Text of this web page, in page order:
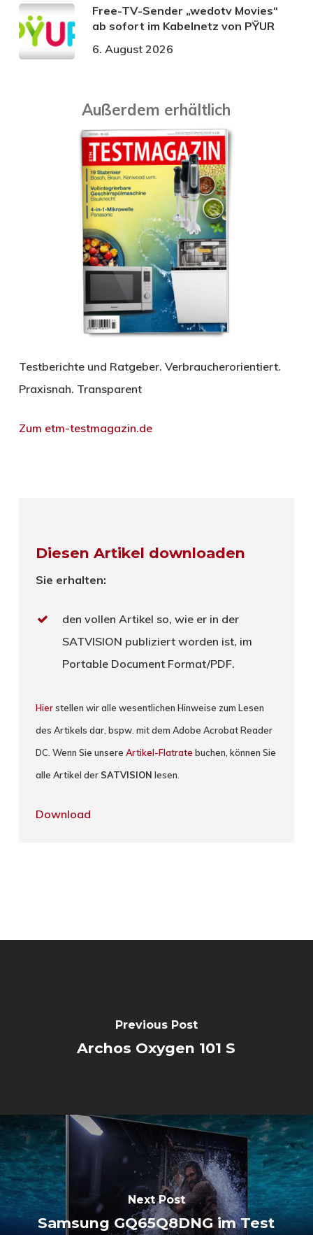
Free-TV-Sender „wedotv Movies“
ab sofort im Kabelnetz von PŸUR
6. August 2026
Außerdem erhältlich
Testberichte und Ratgeber. Verbraucherorientiert.
Praxisnah. Transparent
Zum etm-testmagazin.de
Diesen Artikel downloaden
Sie erhalten:
den vollen Artikel so, wie er in der
SATVISION publiziert worden ist, im
Portable Document Format/PDF.
Hierstellen wir alle wesentlichen Hinweise zum Lesen
des Artikels dar, bspw. mit dem Adobe Acrobat Reader
DC. Wenn Sie unsereArtikel-Flatrate buchen, können Sie
alle Artikel der SATVISION lesen.
Download
Previous Post
Archos Oxygen 101 S
Next Post
Samsung GQ65Q8DNG im Test